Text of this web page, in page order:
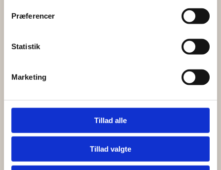
Præferencer
Statistik
Marketing
Tillad alle
Tillad valgte
Karrysild fra delien med karensminde
æbler, sprøde kapers og karse